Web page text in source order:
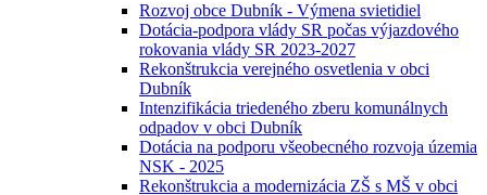
Rozvoj obce Dubník - Výmena svietidiel
Dotácia-podpora vlády SR počas výjazdového
rokovania vlády SR 2023-2027
Rekonštrukcia verejného osvetlenia v obci
Dubník
Intenzifikácia triedeného zberu komunálnych
odpadov v obci Dubník
Dotácia na podporu všeobecného rozvoja územia
NSK - 2025
Rekonštrukcia a modernizácia ZŠ s MŠ v obci